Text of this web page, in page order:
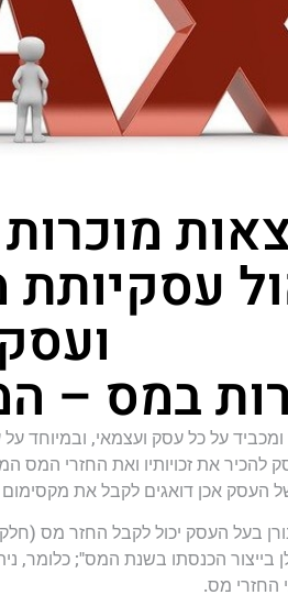
במס –
על כל עסק ועצמאי, ובמיוחד
להכיר את זכויותיו ואת החזרי המס
העסק אכן דואגים לקבל את
יכול לקבל החזר מס (חלקי או אפילו
בייצור הכנסתו בשנת המס";
החזרי מס.